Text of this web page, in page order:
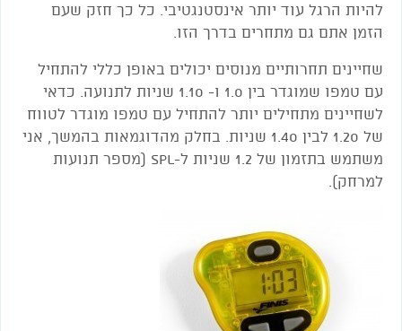
להיות הרגל עוד יותר אינסטנגטיבי. כל כך חזק שעם
הזמן אתם גם מתחרים בדרך הזו.
שחיינים תחרותיים מנוסים יכולים באופן כללי להתחיל
עם טמפו שמוגדר בין 1.0 ו- 1.10 שניות לתנועה. כדאי
לשחיינים מתחילים יותר להתחיל עם טמפו מוגדר לטווח
של 1.20 לבין 1.40 שניות. בחלק מהדוגמאות בהמשך, אני
משתמש בתזמון של 1.2 שניות ל-SPL (מספר תנועות
למרחק).